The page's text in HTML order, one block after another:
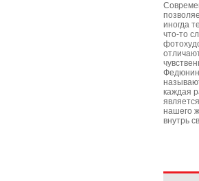
иногда
что-то
каждая
нашего
внутрь